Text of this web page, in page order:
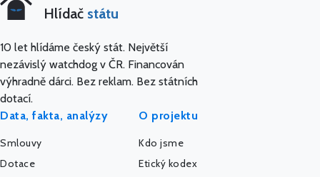
Hlídač státu
10 let hlídáme český stát. Největší
nezávislý watchdog v ČR. Financován
výhradně dárci. Bez reklam. Bez státních
dotací.
Data, fakta, analýzy
Smlouvy
Dotace
O projektu
Kdo jsme
Etický kodex